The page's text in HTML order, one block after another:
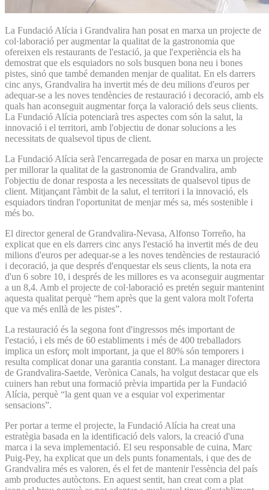
La Fundació Alícia i Grandvalira han posat en marxa un projecte de
col·laboració per augmentar la qualitat de la gastronomia que
ofereixen els restaurants de l'estació, ja que l'experiència els ha
demostrat que els esquiadors no sols busquen bona neu i bones
pistes, sinó que també demanden menjar de qualitat. En els darrers
cinc anys, Grandvalira ha invertit més de deu milions d'euros per
adequar-se a les noves tendències de restauració i decoració, amb els
quals han aconseguit augmentar força la valoració dels seus clients.
La Fundació Alícia potenciarà tres aspectes com són la salut, la
innovació i el territori, amb l'objectiu de donar solucions a les
necessitats de qualsevol tipus de client.
La Fundació Alícia serà l'encarregada de posar en marxa un projecte
per millorar la qualitat de la gastronomia de Grandvalira, amb
l'objectiu de donar resposta a les necessitats de qualsevol tipus de
client. Mitjançant l'àmbit de la salut, el territori i la innovació, els
esquiadors tindran l'oportunitat de menjar més sa, més sostenible i
més bo.
El director general de Grandvalira-Nevasa, Alfonso Torreño, ha
explicat que en els darrers cinc anys l'estació ha invertit més de deu
milions d'euros per adequar-se a les noves tendències de restauració
i decoració, ja que després d'enquestar els seus clients, la nota era
d'un 6 sobre 10, i després de les millores es va aconseguir augmentar
a un 8,4. Amb el projecte de col·laboració es pretén seguir mantenint
aquesta qualitat perquè “hem après que la gent valora molt l'oferta
que va més enllà de les pistes”.
La restauració és la segona font d'ingressos més important de
l'estació, i els més de 60 establiments i més de 400 treballadors
implica un esforç molt important, ja que el 80% són temporers i
resulta complicat donar una garantia constant. La manager directora
de Grandvalira-Saetde, Verònica Canals, ha volgut destacar que els
cuiners han rebut una formació prèvia impartida per la Fundació
Alícia, perquè “la gent quan ve a esquiar vol experimentar
sensacions”.
Per portar a terme el projecte, la Fundació Alícia ha creat una
estratègia basada en la identificació dels valors, la creació d'una
marca i la seva implementació. El seu responsable de cuina, Marc
Puig-Pey, ha explicat que un dels punts fonamentals, i que des de
Grandvalira més es valoren, és el fet de mantenir l'essència del país
amb productes autòctons. En aquest sentit, han creat com a plat